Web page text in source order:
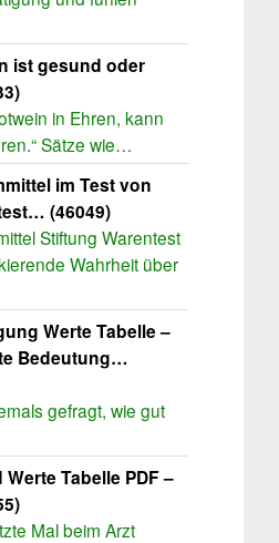
ist gesund oder
in Ehren, kann
Sätze wie…
im Test von
(46049)
Stiftung Warentest
Wahrheit über
Werte Tabelle –
Bedeutung…
gefragt, wie gut
Tabelle PDF –
Mal beim Arzt